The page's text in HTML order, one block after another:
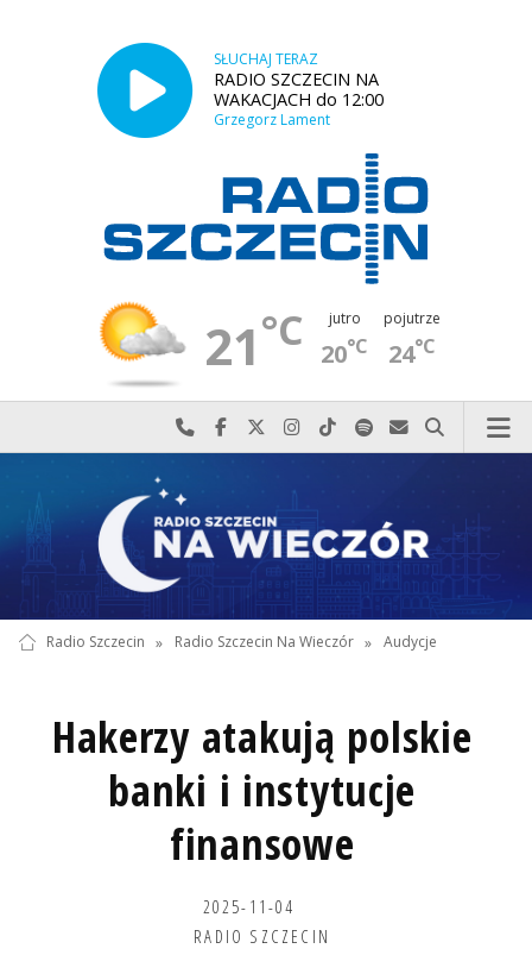
SŁUCHAJ TERAZ
RADIO SZCZECIN NA
WAKACJACH do 12:00
Grzegorz Lament
21°C jutro
20°C
pojutrze
24°C
Najlepiej po prostu do nas zadzwoń
Odwiedź nas na Facebook-u
Odwiedź nas na X
Odwiedź nas na Instagram-ie
Odwiedź nas na TikTok-u
Szukaj nas na Spotify
Wyślij do nas
Szukaj
Radio Szczecin » Radio Szczecin Na Wieczór » Audycje
Hakerzy atakują polskie
banki i instytucje
finansowe
2025-11-04
RADIO SZCZECIN